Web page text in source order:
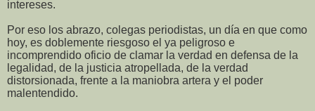
intereses.
Por eso los abrazo, colegas periodistas, un día en que como
hoy, es doblemente riesgoso el ya peligroso e
incomprendido oficio de clamar la verdad en defensa de la
legalidad, de la justicia atropellada, de la verdad
distorsionada, frente a la maniobra artera y el poder
malentendido.